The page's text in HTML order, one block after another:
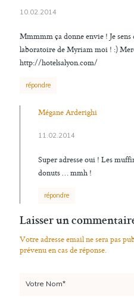
10.02.2014
Mmmmm ça donne envie ! Je
laboratoire de Myriam moi ! :)
http://hotelsalyon.com/
répondre
Mégane Arderighi
11.02.2014
Super adresse oui ! Les
donuts … mmh !
répondre
Laisser un
Votre adresse email ne sera pas
prévenu en cas de réponse.
Votre Nom*